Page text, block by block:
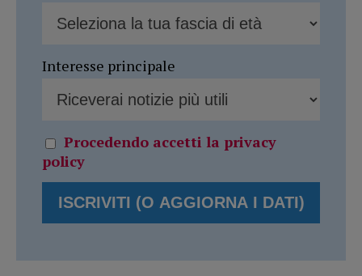
Interesse principale
Procedendo accetti la privacy
policy